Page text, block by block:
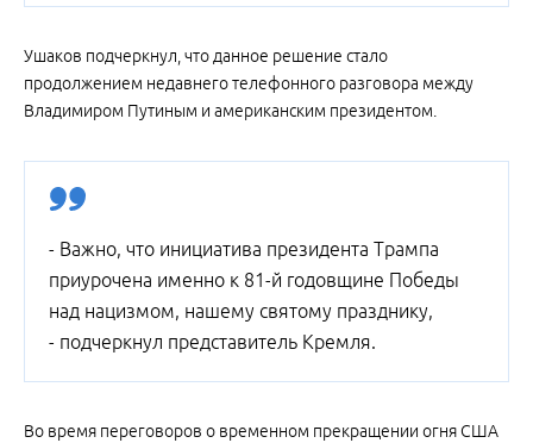
Ушаков подчеркнул, что данное решение стало
продолжением недавнего телефонного разговора между
Владимиром Путиным и американским президентом.
- Важно, что инициатива президента Трампа
приурочена именно к 81-й годовщине Победы
над нацизмом, нашему святому празднику,
- подчеркнул представитель Кремля.
Во время переговоров о временном прекращении огня США